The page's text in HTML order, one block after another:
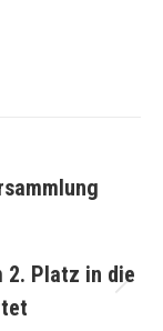
2. Platz in die